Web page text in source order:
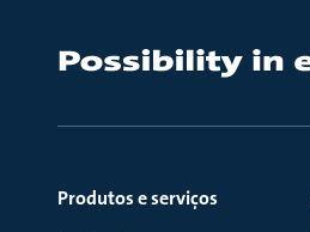
Produtos e serviços